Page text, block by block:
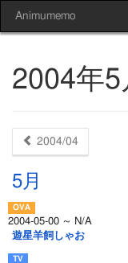
Animumemo
2004年5
2004/04
5月
2004-05-00 ～ N/A
遊星羊飼しゃお